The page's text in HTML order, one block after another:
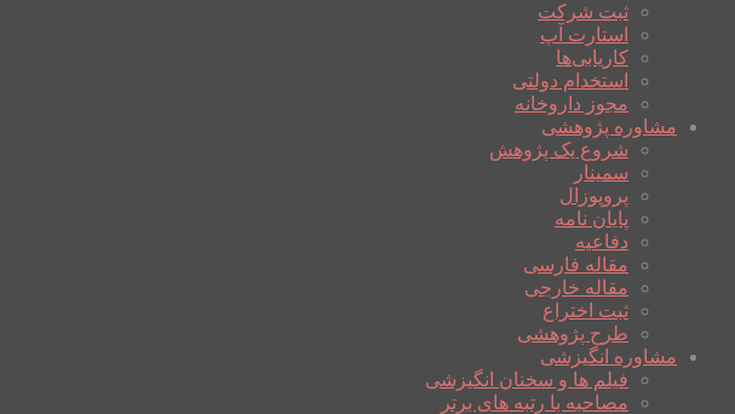
ثبت شرکت
استارت آپ
کاریابی‌ها
استخدام دولتی
مجوز داروخانه
مشاوره پژوهشی
شروع یک پژوهش
سمینار
پروپوزال
پایان نامه
دفاعیه
مقاله فارسی
مقاله خارجی
ثبت اختراع
طرح پژوهشی
مشاوره انگیزشی
فیلم ها و سخنان انگیزشی
مصاحبه با رتبه های برتر